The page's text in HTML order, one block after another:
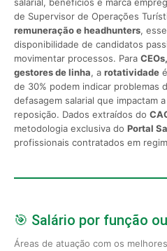
de Supervisor de Operações
remuneração e headhunters,
disponibilidade de candidatos
movimentar processos. Para
gestores de linha, a rotatividade
de 30% podem indicar problemas
defasagem salarial que impactam
reposição. Dados extraídos do
metodologia exclusiva do Portal
profissionais contratados em
🎯 Salário por função
Áreas de atuação com os